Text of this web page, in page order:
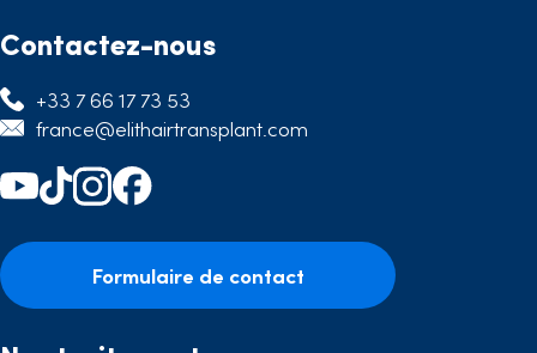
Contactez-nous
+33 7 66 17 73 53
france@elithairtransplant.com
Formulaire de contact